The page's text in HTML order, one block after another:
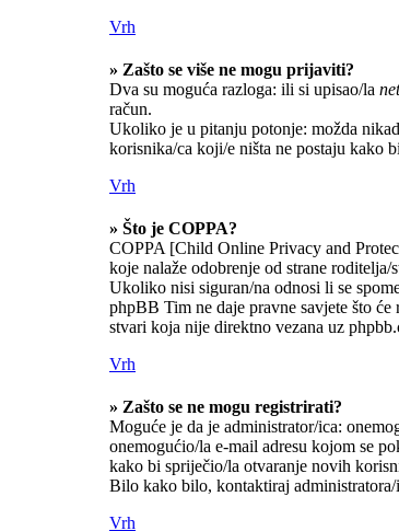
Vrh
» Zašto se više ne mogu prijaviti?
Dva su moguća razloga: ili si upisao/la
račun.
Ukoliko je u pitanju potonje: možda
korisnika/ca koji/e ništa ne postaju kako
Vrh
» Što je COPPA?
COPPA [Child Online Privacy and
koje nalaže odobrenje od strane
Ukoliko nisi siguran/na odnosi li se
phpBB Tim ne daje pravne savjete što
stvari koja nije direktno vezana uz
Vrh
» Zašto se ne mogu registrirati?
Moguće je da je administrator/ica:
onemogućio/la e-mail adresu kojom se
kako bi spriječio/la otvaranje novih
Bilo kako bilo, kontaktiraj administratora/
Vrh